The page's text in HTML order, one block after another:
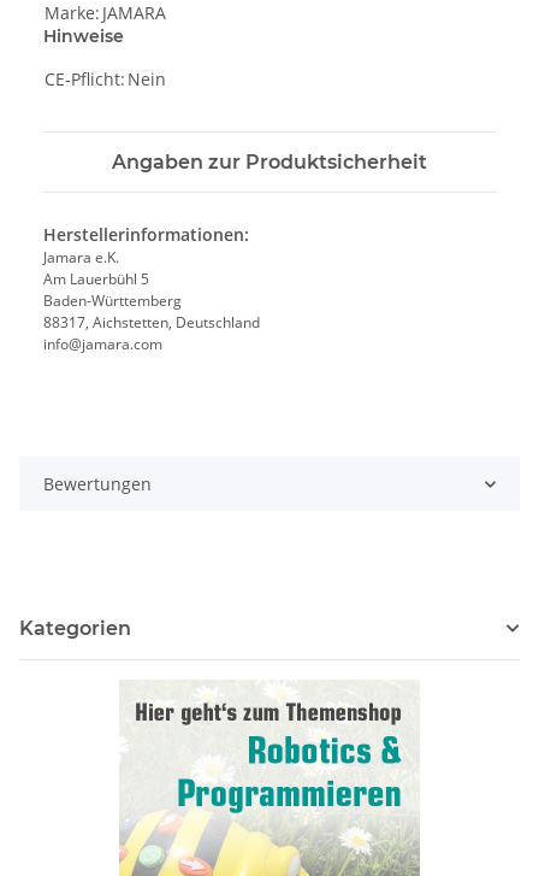
Marke: JAMARA
Hinweise
CE-Pflicht: Nein
Angaben zur Produktsicherheit
Herstellerinformationen:
Jamara e.K.
Am Lauerbühl 5
Baden-Württemberg
88317, Aichstetten, Deutschland
info@jamara.com
Bewertungen
Kategorien